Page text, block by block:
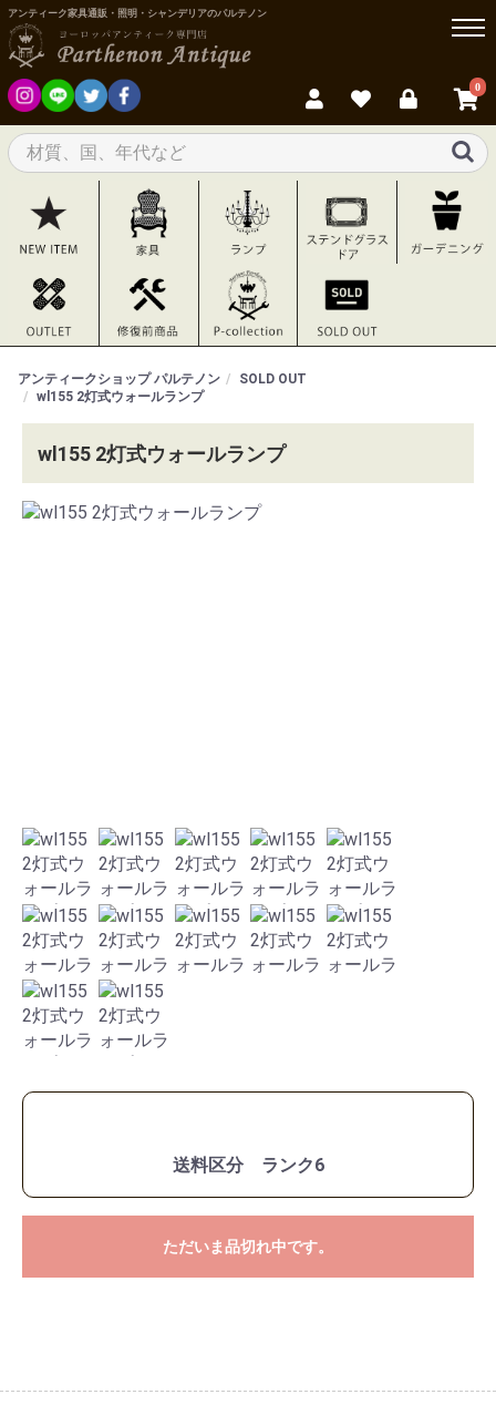
アンティーク家具通販・照明・シャンデリアのパルテノン
0
アンティークショップ パルテノン
SOLD OUT
wl155 2灯式ウォールランプ
wl155 2灯式ウォールランプ
送料区分 ランク6
ただいま品切れ中です。